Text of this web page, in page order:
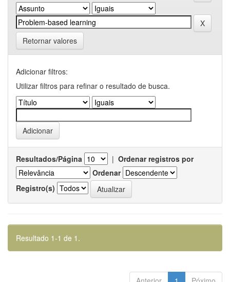
Retornar valores
Adicionar filtros:
Utilizar filtros para refinar o resultado de busca.
Resultados/Página | Ordenar registros por
Ordenar
Registro(s)
Resultado 1-1 de 1.